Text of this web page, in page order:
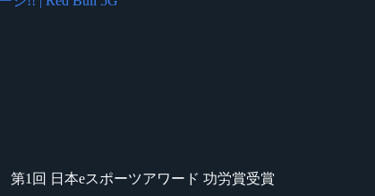
第1回 日本eスポーツアワード 功労賞受賞